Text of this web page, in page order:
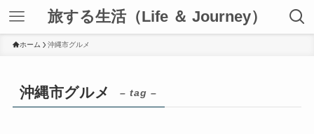
旅する生活（Life ＆ Journey）
ホーム 沖縄市グルメ
沖縄市グルメ – tag –